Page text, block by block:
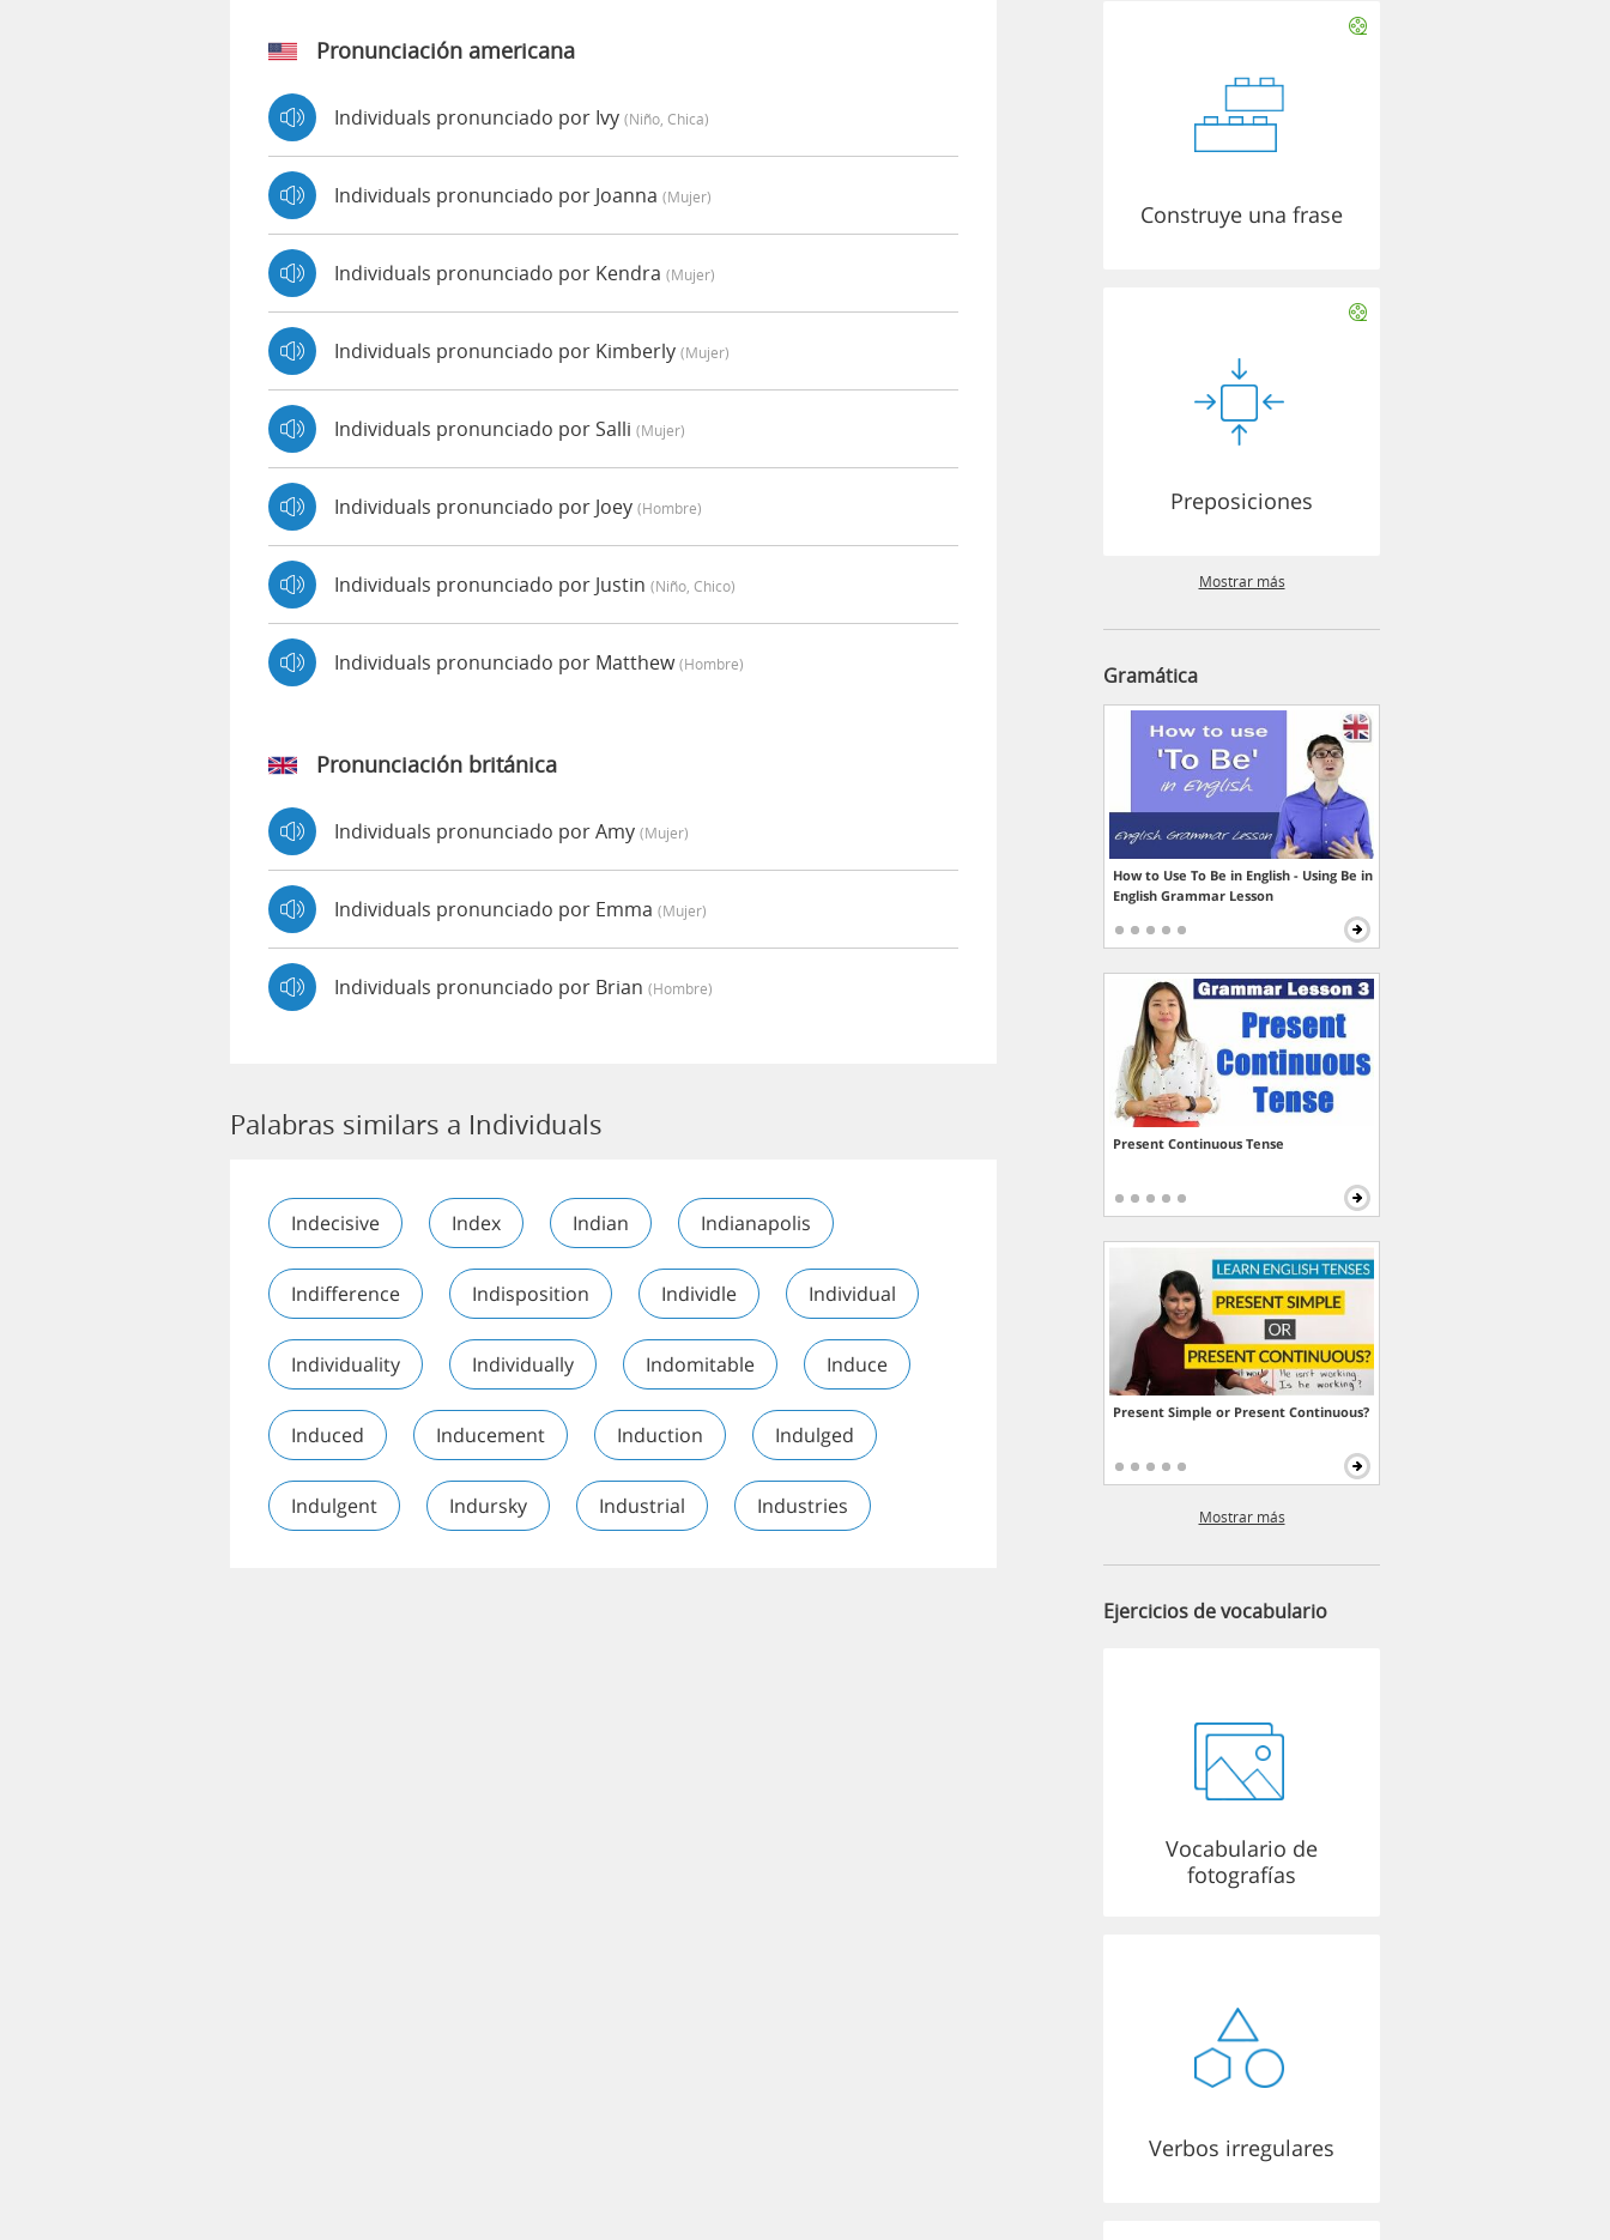
Pronunciación americana
Individuals pronunciado por Ivy (niño, Chica)
Individuals pronunciado por Joanna (mujer)
Individuals pronunciado por Kendra (mujer)
Individuals pronunciado por Kimberly (mujer)
Individuals pronunciado por Salli (mujer)
Individuals pronunciado por Joey (hombre)
Individuals pronunciado por Justin (niño, Chico)
Individuals pronunciado por Matthew(hombre)
Pronunciación británica
Individuals pronunciado por Amy (mujer)
Individuals pronunciado por Emma (mujer)
Individuals pronunciado por Brian (hombre)
Palabras similars a Individuals
Indecisive Index Indian Indianapolis
Indifference Indisposition Individle Individual
Individuality Individually Indomitable Induce
Induced Inducement Induction Indulged
Indulgent Indursky Industrial Industries
Construye una frase
Preposiciones
Mostrar más
Gramática
How to Use To Be in English - Using Be in
English Grammar Lesson
Present Continuous Tense
Present Simple or Present Continuous?
Mostrar más
Ejercicios de vocabulario
Vocabulario de
fotografías
Verbos irregulares